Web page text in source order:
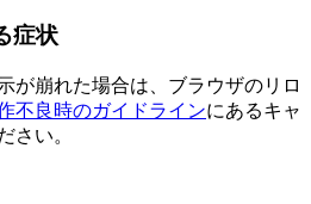
症状
が崩れた場合は、ブラウザのリロ
不良時のガイドラインにあるキャ
さい。